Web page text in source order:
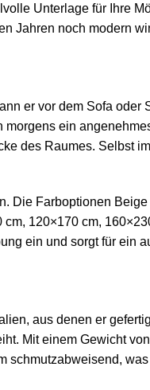
Unterlage für Ihre
Jahren noch modern
er vor dem Sofa
ein
des Raumes. Selbst
Farboptionen
120×170 cm,
ein und sorgt für ein
aus denen er
Mit einem Gewicht